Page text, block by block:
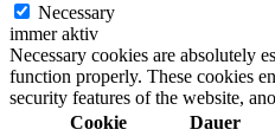
Necessary
immer aktiv
Necessary cookies are absolutely
function properly. These cookies
security features of the website,
Cookie
Dauer